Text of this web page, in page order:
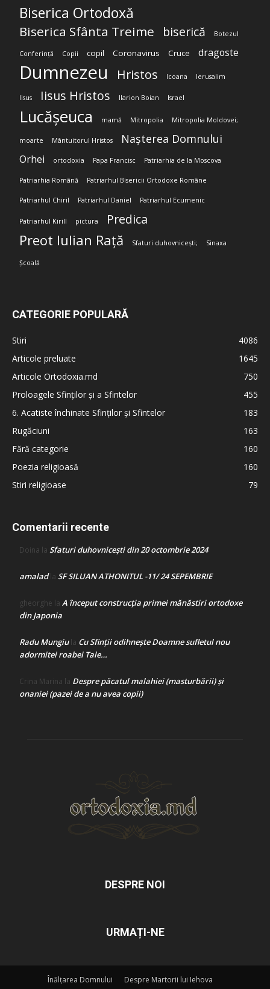
Biserica Ortodoxă
Biserica Sfânta Treime biserică Botezul
Conferință Copii copil Coronavirus Cruce dragoste
Dumnezeu Hristos Icoana Ierusalim
Iisus Iisus Hristos Ilarion Boian Israel
Lucășeuca mamă Mitropolia Mitropolia Moldovei;
moarte Mântuitorul Hristos Nașterea Domnului
Orhei ortodoxia Papa Francisc Patriarhia de la Moscova
Patriarhia Română Patriarhul Bisericii Ortodoxe Române
Patriarhul Chiril Patriarhul Daniel Patriarhul Ecumenic
Patriarhul Kirill pictura Predica
Preot Iulian Rață Sfaturi duhovnicești; Sinaxa
Școală
CATEGORIE POPULARĂ
Stiri
4086
Articole preluate
1645
Articole Ortodoxia.md
750
Proloagele Sfinților și a Sfintelor
455
6. Acatiste închinate Sfinților și Sfintelor
183
Rugăciuni
163
Fără categorie
160
Poezia religioasă
160
Stiri religioase
79
Comentarii recente
Doina la Sfaturi duhovnicești din 20 octombrie 2024
amaladla SF SILUAN ATHONITUL -11/ 24 SEPEMBRIE
gheorghe la A început construcţia primei mănăstiri ortodoxe
din Japonia
Radu Mungiula Cu Sfinții odihnește Doamne sufletul nou
adormitei roabei Tale…
Crina Marina la Despre păcatul malahiei (masturbării) şi
onaniei (pazei de a nu avea copii)
DESPRE NOI
URMAȚI-NE
Înălțarea Domnului
Despre Martorii lui Iehova